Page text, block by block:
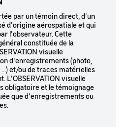
par un témoin direct, d'un
d'origine aérospatiale et qui
l'observateur. Cette
constituée de la
visuelle
d'enregistrements (photo,
et/ou de traces matérielles
L'OBSERVATION visuelle
obligatoire et le témoignage
que d'enregistrements ou